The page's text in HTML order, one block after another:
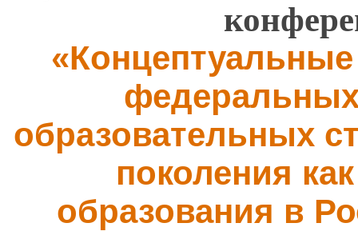
образовательных
поколения
образования в